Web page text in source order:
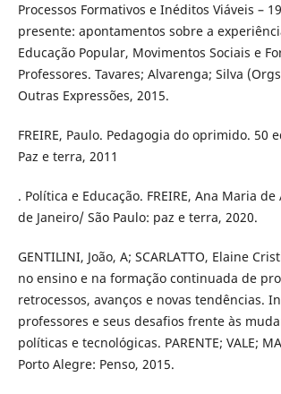
Processos Formativos e Inéditos Viáveis –
presente: apontamentos sobre a
Educação Popular, Movimentos Sociais e
Professores. Tavares; Alvarenga; Silva
Outras Expressões, 2015.
FREIRE, Paulo. Pedagogia do oprimido. 50
Paz e terra, 2011
. Política e Educação. FREIRE, Ana Maria
de Janeiro/ São Paulo: paz e terra, 2020.
GENTILINI, João, A; SCARLATTO, Elaine
no ensino e na formação continuada de
retrocessos, avanços e novas tendências.
professores e seus desafios frente às
políticas e tecnológicas. PARENTE; VALE;
Porto Alegre: Penso, 2015.